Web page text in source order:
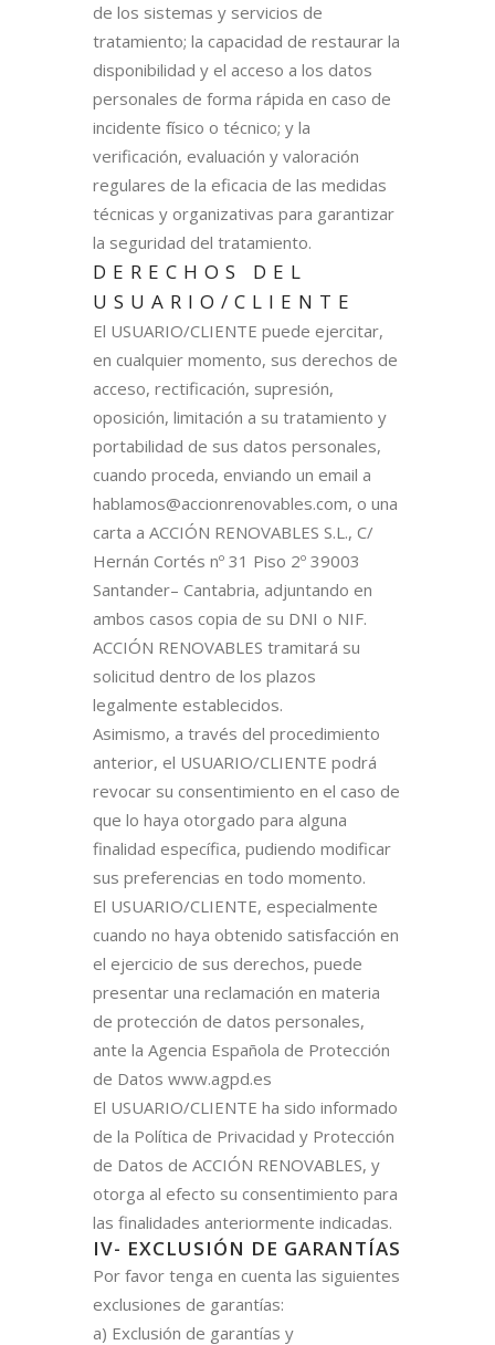
de los sistemas y servicios de
tratamiento; la capacidad de restaurar la
disponibilidad y el acceso a los datos
personales de forma rápida en caso de
incidente físico o técnico; y la
verificación, evaluación y valoración
regulares de la eficacia de las medidas
técnicas y organizativas para garantizar
la seguridad del tratamiento.
DERECHOS DEL
USUARIO/CLIENTE
El USUARIO/CLIENTE puede ejercitar,
en cualquier momento, sus derechos de
acceso, rectificación, supresión,
oposición, limitación a su tratamiento y
portabilidad de sus datos personales,
cuando proceda, enviando un email a
hablamos@accionrenovables.com, o una
carta a ACCIÓN RENOVABLES S.L., C/
Hernán Cortés nº 31 Piso 2º 39003
Santander– Cantabria, adjuntando en
ambos casos copia de su DNI o NIF.
ACCIÓN RENOVABLES tramitará su
solicitud dentro de los plazos
legalmente establecidos.
Asimismo, a través del procedimiento
anterior, el USUARIO/CLIENTE podrá
revocar su consentimiento en el caso de
que lo haya otorgado para alguna
finalidad específica, pudiendo modificar
sus preferencias en todo momento.
El USUARIO/CLIENTE, especialmente
cuando no haya obtenido satisfacción en
el ejercicio de sus derechos, puede
presentar una reclamación en materia
de protección de datos personales,
ante la Agencia Española de Protección
de Datos www.agpd.es
El USUARIO/CLIENTE ha sido informado
de la Política de Privacidad y Protección
de Datos de ACCIÓN RENOVABLES, y
otorga al efecto su consentimiento para
las finalidades anteriormente indicadas.
IV- EXCLUSIÓN DE GARANTÍAS
Por favor tenga en cuenta las siguientes
exclusiones de garantías:
a) Exclusión de garantías y